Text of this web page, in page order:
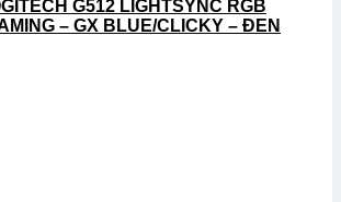
G512 LIGHTSYNC RGB
– GX BLUE/CLICKY – ĐEN